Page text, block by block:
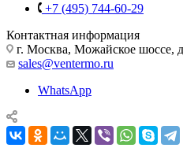
+7 (495) 744-60-29
Контактная информация
г. Москва, Можайское шоссе,
sales@ventermo.ru
WhatsApp